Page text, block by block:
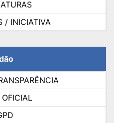
/ INICIATIVA